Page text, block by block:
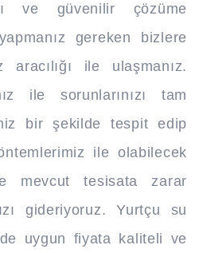
ve güvenilir çözüme
gereken bizlere
aracılığı ile ulaşmanız.
ile sorunlarınızı tam
bir şekilde tespit edip
ile olabilecek
mevcut tesisata zarar
gideriyoruz. Yurtçu su
uygun fiyata kaliteli ve